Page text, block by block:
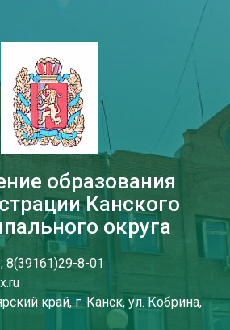
образования
Канского
округа
8(39161)29-8-01
край, г. Канск, ул. Кобрина,